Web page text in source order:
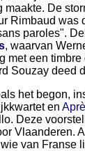
maakte. De
Rimbaud was
paroles".
, waarvan
met een timbre
Souzay deed
het begon,
en
Deze
Vlaanderen.
van Franse